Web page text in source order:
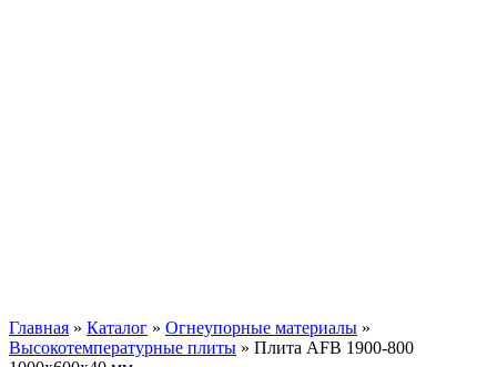
Главная » Каталог » Огнеупорные материалы »
Высокотемпературные плиты » Плита AFB 1900-800